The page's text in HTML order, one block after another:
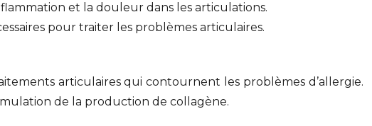
et la douleur dans les articulations.
pour traiter les problèmes articulaires.
articulaires qui contournent les problèmes d’allergie.
de la production de collagène.